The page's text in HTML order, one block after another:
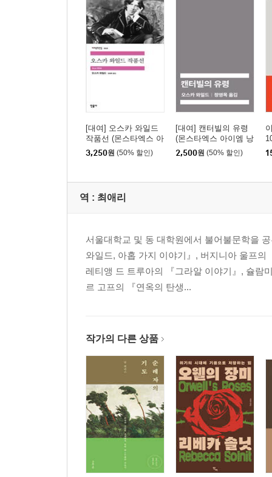
[대여] 오스카 와일드
작품선 (몬스타엑스 아
이엠 낭독)
3,250원 (50% 할인)
[대여] 캔터빌의 유령
(몬스타엑스 아이엠 낭
독)
2,500원 (50% 할인)
역 : 최애리
서울대학교 및 동 대학원에서 불어불문학을
와일드, 아홉 가지 이야기』, 버지니아 울프
레티앵 드 트루아의 『그라알 이야기』, 슐람
르 고프의 『연옥의 탄생...
작가의 다른 상품